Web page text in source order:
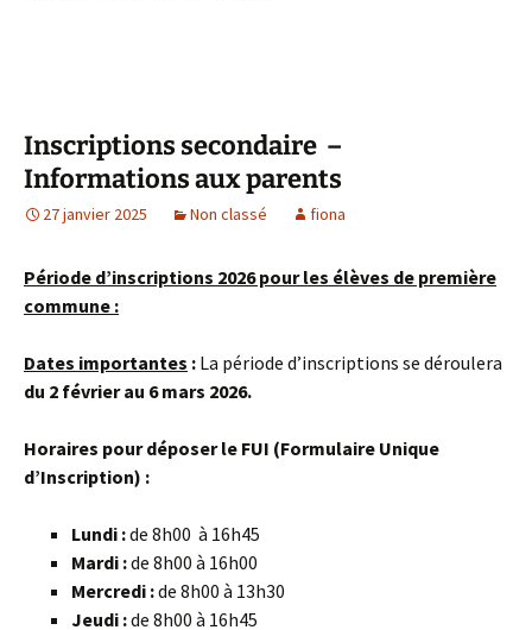
Inscriptions secondaire –
Informations aux parents
27 janvier 2025 Non classé fiona
Période d’inscriptions 2026 pour les élèves de première
commune :
Dates importantes : La période d’inscriptions se déroulera
du 2 février au 6 mars 2026.
Horaires pour déposer le FUI (Formulaire Unique
d’Inscription) :
Lundi :de 8h00 à 16h45
Mardi :de 8h00 à 16h00
Mercredi :de 8h00 à 13h30
Jeudi :de 8h00 à 16h45